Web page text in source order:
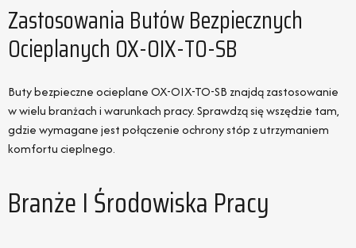
Zastosowania Butów Bezpiecznych
Ocieplanych OX-OIX-TO-SB
Buty bezpieczne ocieplane OX-OIX-TO-SB znajdą zastosowanie
w wielu branżach i warunkach pracy. Sprawdzą się wszędzie tam,
gdzie wymagane jest połączenie ochrony stóp z utrzymaniem
komfortu cieplnego.
Branże I Środowiska Pracy